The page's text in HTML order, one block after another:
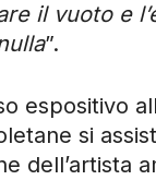
il vuoto e
”.
espositivo
si
dell’artista